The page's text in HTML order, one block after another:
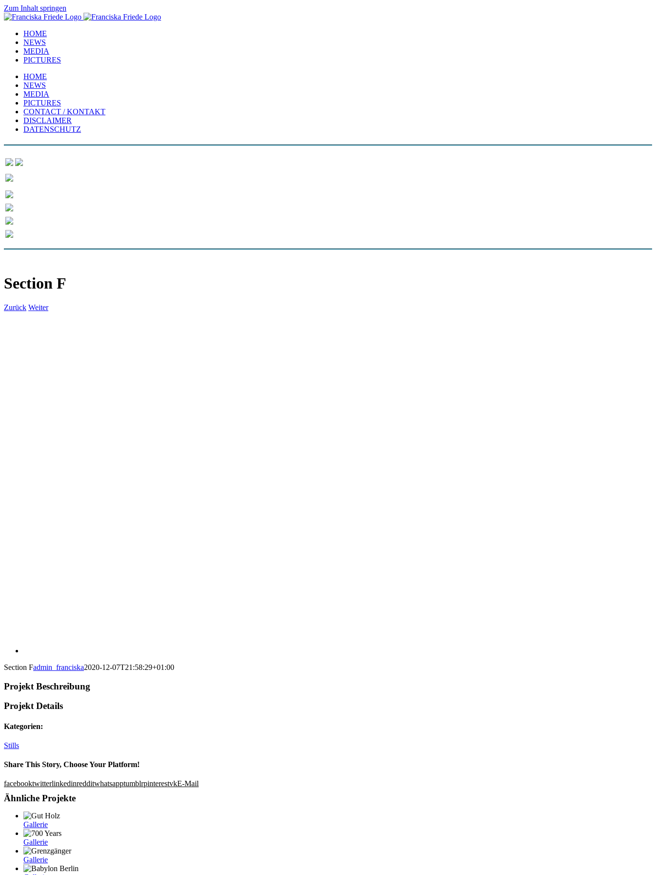
Zum Inhalt springen
HOME
NEWS
MEDIA
PICTURES
HOME
NEWS
MEDIA
PICTURES
CONTACT / KONTAKT
DISCLAIMER
DATENSCHUTZ
Section F
Zurück Weiter
Section Fadmin_franciska2020-12-07T21:58:29+01:00
Projekt Beschreibung
Projekt Details
Kategorien:
Stills
Share This Story, Choose Your Platform!
facebooktwitterlinkedinredditwhatsapptumblrpinterestvkE-Mail
Ähnliche Projekte
Gallerie
Gallerie
Gallerie